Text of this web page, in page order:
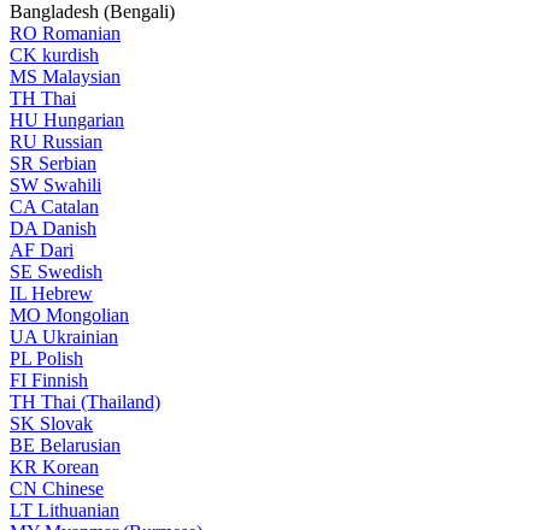
Bangladesh (Bengali)
RO Romanian
CK kurdish
MS Malaysian
TH Thai
HU Hungarian
RU Russian
SR Serbian
SW Swahili
CA Catalan
DA Danish
AF Dari
SE Swedish
IL Hebrew
MO Mongolian
UA Ukrainian
PL Polish
FI Finnish
TH Thai (Thailand)
SK Slovak
BE Belarusian
KR Korean
CN Chinese
LT Lithuanian